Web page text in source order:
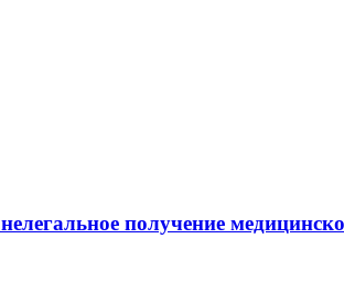
получение